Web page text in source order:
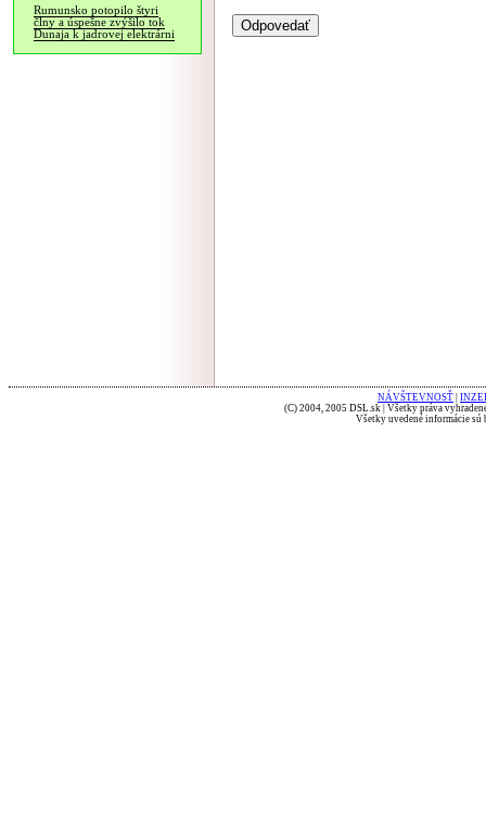
Rumunsko potopilo štyri
člny a úspešne zvýšilo tok
Dunaja k jadrovej elektrárni
NÁVŠTEVNOSŤ
(C) 2004, 2005 DSL.sk | Všetky práva
Všetky uvedené informácie sú